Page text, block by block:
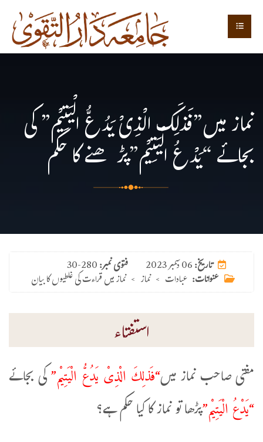
نماز میں”فَذلِكَ الْذِىْ يَدُعُّ الْيَتِيْم” کی
بجائے “يَدْعُ الْيَتِيْم”پڑھنے کا حکم
فتوی نمبر:30-280 تاریخ:06 دسمبر 2023
عنوانات: عبادات > نماز > نماز میں قراءت کی غلطیوں کا بیان
استفتاء
مفتی صاحب نماز میں“فَذلِكَ الْذِىْ يَدُعُّ الْيَتِيْم”کی بجائے
“يَدْعُ الْيَتِيْم”پڑھا تو نماز کا کیا حکم ہے؟